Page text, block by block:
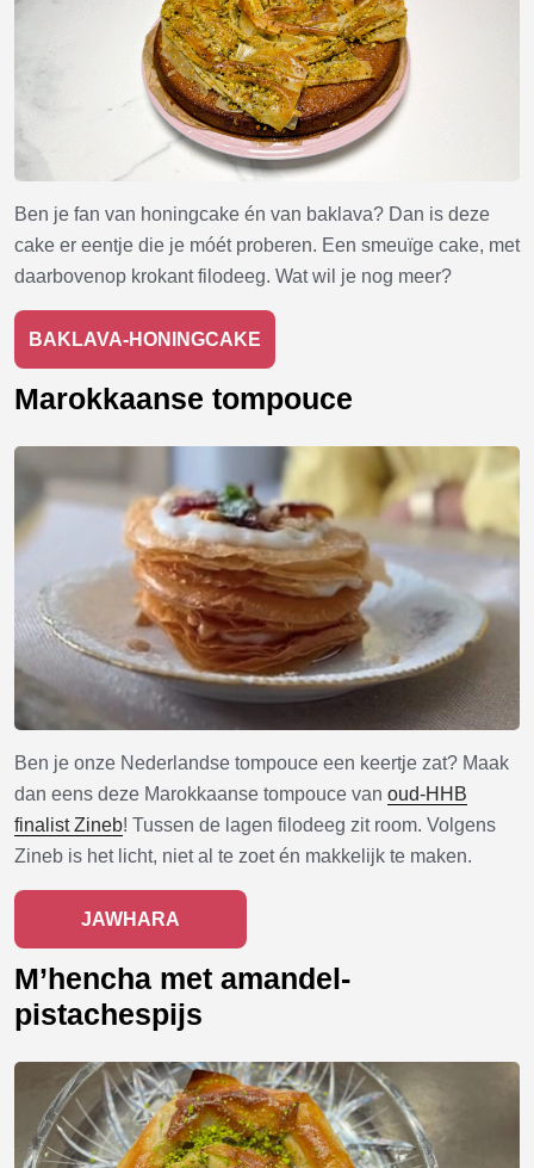
Ben je fan van honingcake én van baklava? Dan is deze
cake er eentje die je móét proberen. Een smeuïge cake, met
daarbovenop krokant filodeeg. Wat wil je nog meer?
BAKLAVA-HONINGCAKE
Marokkaanse tompouce
Ben je onze Nederlandse tompouce een keertje zat? Maak
dan eens deze Marokkaanse tompouce van oud-HHB
finalist Zineb! Tussen de lagen filodeeg zit room. Volgens
Zineb is het licht, niet al te zoet én makkelijk te maken.
JAWHARA
M’hencha met amandel-
pistachespijs